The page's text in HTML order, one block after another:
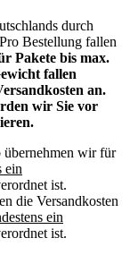
durch
Bestellung fallen
Pakete bis max.
fallen
an.
wir Sie vor
wir für
ein
ist.
die Versandkosten
ein
ist.